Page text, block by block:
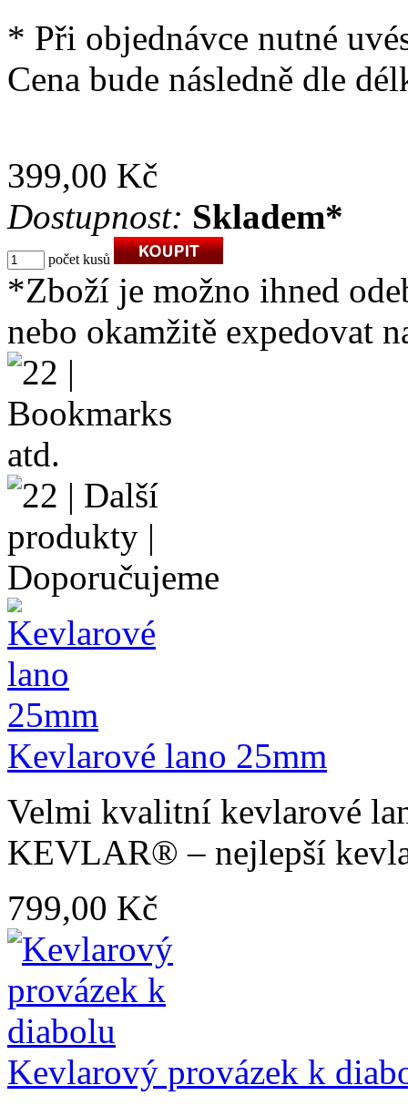
* Při objednávce nutné
Cena bude následně dle
399,00 Kč
Dostupnost: Skladem*
počet kusů
*Zboží je možno ihned
nebo okamžitě expedovat
Kevlarové lano 25mm
Velmi kvalitní kevlarové
KEVLAR® – nejlepší
799,00 Kč
Kevlarový provázek k